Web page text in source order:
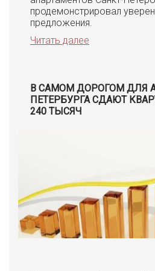
продемонстрировал
предложения.
Читать далее
В САМОМ ДОРОГОМ ДЛЯ
ПЕТЕРБУРГА СДАЮТ
240 ТЫСЯЧ